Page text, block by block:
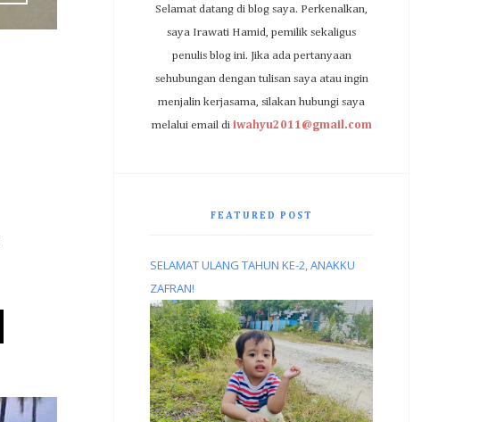
Selamat datang di blog saya. Perkenalkan,
saya Irawati Hamid, pemilik sekaligus
penulis blog ini. Jika ada pertanyaan
sehubungan dengan tulisan saya atau ingin
menjalin kerjasama, silakan hubungi saya
melalui email di iwahyu2011@gmail.com
FEATURED POST
SELAMAT ULANG TAHUN KE-2, ANAKKU
ZAFRAN!